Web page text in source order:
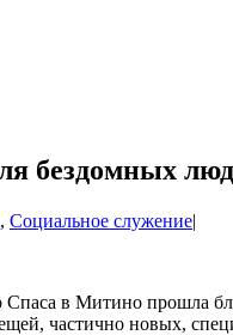
бездомных
, Социальное служение|
в Митино прошла
частично новых,